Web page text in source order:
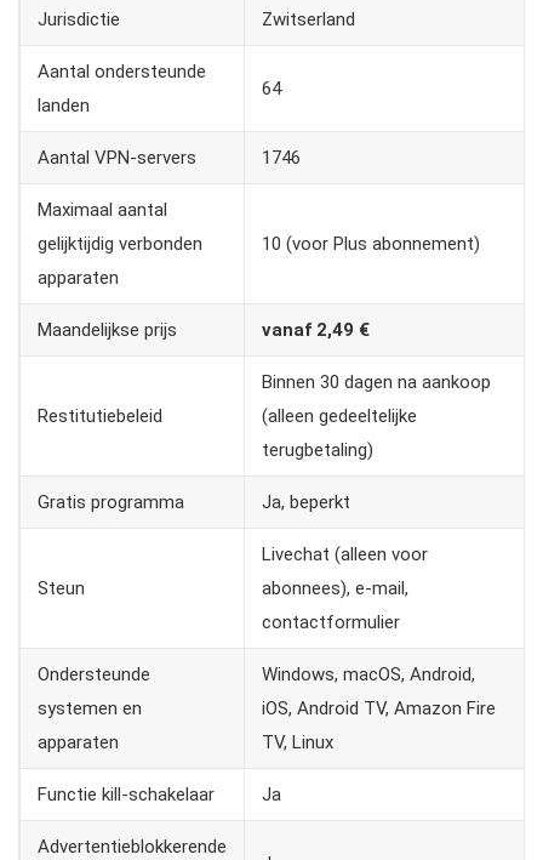
Jurisdictie Zwitserland
Aantal ondersteunde
landen
64
Aantal VPN-servers 1746
Maximaal aantal
gelijktijdig verbonden
apparaten
10 (voor Plus abonnement)
Maandelijkse prijs vanaf 2,49 €
Restitutiebeleid
Binnen 30 dagen na aankoop
(alleen gedeeltelijke
terugbetaling)
Gratis programma Ja, beperkt
Steun
Livechat (alleen voor
abonnees), e-mail,
contactformulier
Ondersteunde
systemen en
apparaten
Windows, macOS, Android,
iOS, Android TV, Amazon Fire
TV, Linux
Functie kill-schakelaar Ja
Advertentieblokkerende